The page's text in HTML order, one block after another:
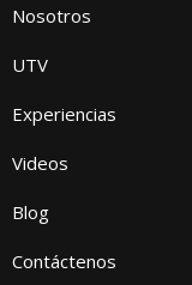
Nosotros
UTV
Experiencias
Videos
Blog
Contáctenos